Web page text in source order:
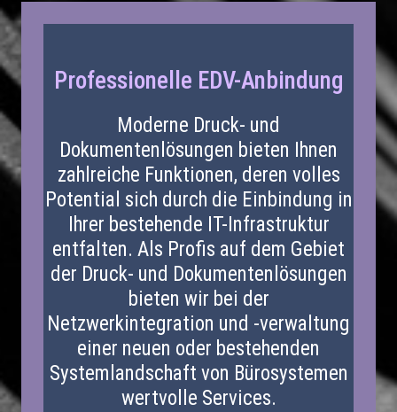
Professionelle EDV-Anbindung
Moderne Druck- und
Dokumentenlösungen bieten Ihnen
zahlreiche Funktionen, deren volles
Potential sich durch die Einbindung in
Ihrer bestehende IT-Infrastruktur
entfalten. Als Profis auf dem Gebiet
der Druck- und Dokumentenlösungen
bieten wir bei der
Netzwerkintegration und -verwaltung
einer neuen oder bestehenden
Systemlandschaft von Bürosystemen
wertvolle Services.